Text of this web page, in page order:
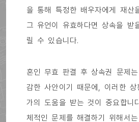
을 통해 특정한 배우자에게 재산
그 유언이 유효하다면 상속을 받
릴 수 있습니다.
혼인 무효 판결 후 상속권 문제
감한 사안이기 때문에, 이러한
가의 도움을 받는 것이 중요합니
체적인 문제를 해결하기 위해서